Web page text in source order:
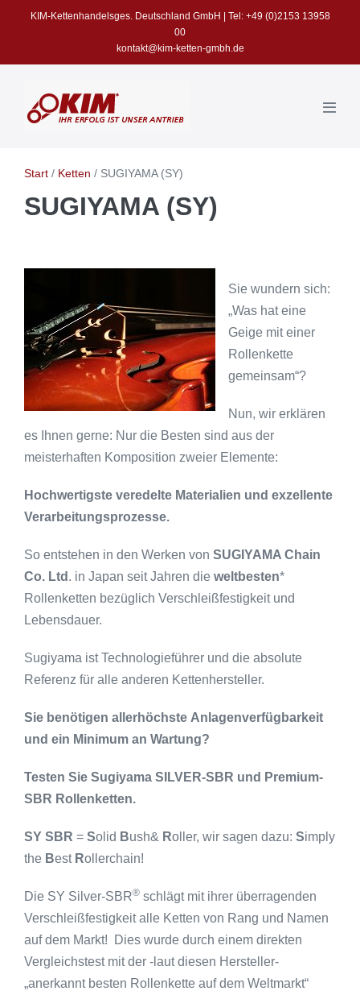
KIM-Kettenhandelsges. Deutschland GmbH | Tel: +49 (0)2153 13958
00
kontakt@kim-ketten-gmbh.de
Start / Ketten / SUGIYAMA (SY)
SUGIYAMA (SY)
Sie wundern sich:
„Was hat eine
Geige mit einer
Rollenkette
gemeinsam“?
Nun, wir erklären
es Ihnen gerne: Nur die Besten sind aus der
meisterhaften Komposition zweier Elemente:
Hochwertigste veredelte Materialien und exzellente
Verarbeitungsprozesse.
So entstehen in den Werken von SUGIYAMA Chain
Co. Ltd . in Japan seit Jahren die weltbesten*
Rollenketten bezüglich Verschleißfestigkeit und
Lebensdauer.
Sugiyama ist Technologieführer und die absolute
Referenz für alle anderen Kettenhersteller.
Sie benötigen allerhöchste Anlagenverfügbarkeit
und ein Minimum an Wartung?
Testen Sie Sugiyama SILVER-SBR und Premium-
SBR Rollenketten.
SY SBR = Solid Bush& Roller, wir sagen dazu: Simply
the Best Rollerchain!
Die SY Silver-SBR® schlägt mit ihrer überragenden
Verschleißfestigkeit alle Ketten von Rang und Namen
auf dem Markt! Dies wurde durch einem direkten
Vergleichstest mit der -laut diesen Hersteller-
„anerkannt besten Rollenkette auf dem Weltmarkt“